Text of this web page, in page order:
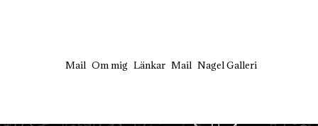
Mail Om mig Länkar Mail Nagel Galleri